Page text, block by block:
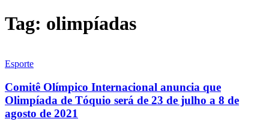
Tag: olimpíadas
Esporte
Comitê Olímpico Internacional anuncia que
Olimpíada de Tóquio será de 23 de julho a 8 de
agosto de 2021